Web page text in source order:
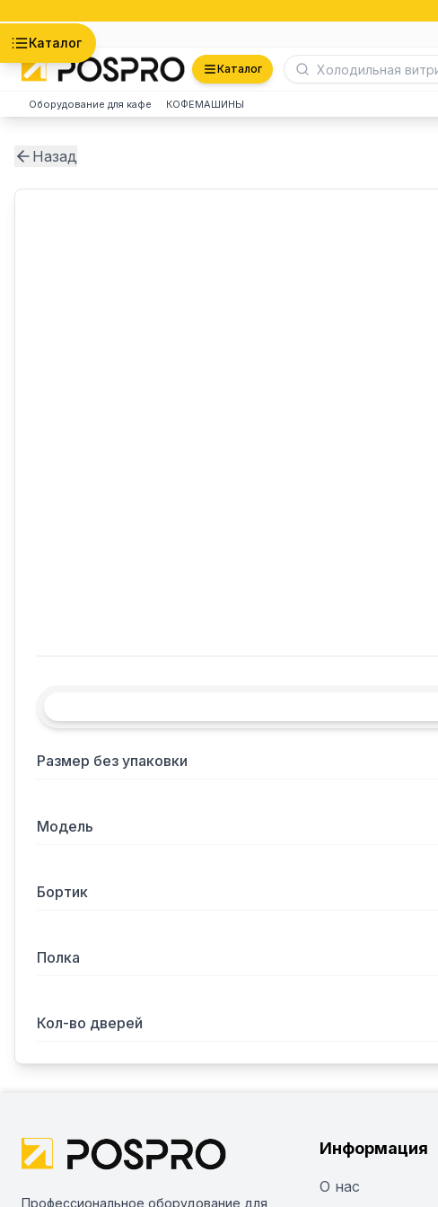
Каталог
Каталог
Оборудование для кафе КОФЕМАШИНЫ
Назад
Размер без упаковки
Модель
Бортик
Полка
Кол-во дверей
Профессиональное оборудование для
Информация
О нас